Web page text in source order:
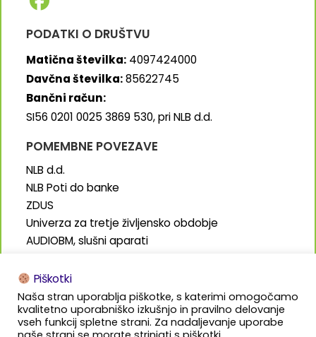
PODATKI O DRUŠTVU
Matična številka:4097424000
Davčna številka:85622745
Bančni račun:
SI56 0201 0025 3869 530, pri NLB d.d.
POMEMBNE POVEZAVE
NLB d.d.
NLB Poti do banke
ZDUS
Univerza za tretje življensko obdobje
AUDIOBM, slušni aparati
Piškotki
Naša stran uporablja piškotke, s katerimi omogočamo
kvalitetno uporabniško izkušnjo in pravilno delovanje
vseh funkcij spletne strani. Za nadaljevanje uporabe